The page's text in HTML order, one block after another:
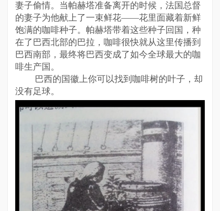
妻子偷情。当帕赫塔准备离开的时候，法国总督
的妻子为他献上了一束鲜花——花里面藏着新鲜
饱满的咖啡种子。帕赫塔带着这些种子回国，种
在了巴西北部的巴拉，咖啡很快就从这里传播到
巴西南部，最终将巴西变成了如今全球最大的咖
啡生产国。
巴西的国徽上你可以找到咖啡树的叶子，却
没有足球。